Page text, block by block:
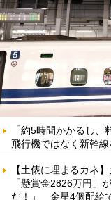
「約5時間かかるし
飛行機ではなく新幹
【土俵に埋まるカネ
「懸賞金2826万円」
だ！」 金星4個配給